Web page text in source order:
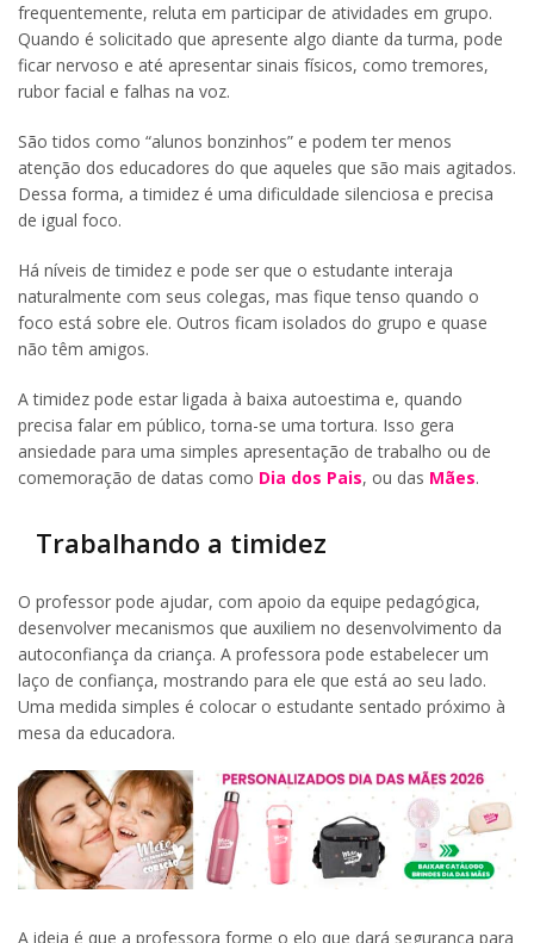
frequentemente, reluta em participar de atividades em grupo.
Quando é solicitado que apresente algo diante da turma, pode
ficar nervoso e até apresentar sinais físicos, como tremores,
rubor facial e falhas na voz.
São tidos como “alunos bonzinhos” e podem ter menos
atenção dos educadores do que aqueles que são mais agitados.
Dessa forma, a timidez é uma dificuldade silenciosa e precisa
de igual foco.
Há níveis de timidez e pode ser que o estudante interaja
naturalmente com seus colegas, mas fique tenso quando o
foco está sobre ele. Outros ficam isolados do grupo e quase
não têm amigos.
A timidez pode estar ligada à baixa autoestima e, quando
precisa falar em público, torna-se uma tortura. Isso gera
ansiedade para uma simples apresentação de trabalho ou de
comemoração de datas como Dia dos Pais, ou das Mães.
Trabalhando a timidez
O professor pode ajudar, com apoio da equipe pedagógica,
desenvolver mecanismos que auxiliem no desenvolvimento da
autoconfiança da criança. A professora pode estabelecer um
laço de confiança, mostrando para ele que está ao seu lado.
Uma medida simples é colocar o estudante sentado próximo à
mesa da educadora.
A ideia é que a professora forme o elo que dará segurança para